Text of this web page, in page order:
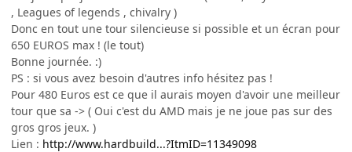
, Leagues of legends , chivalry )
Donc en tout une tour silencieuse si possible et un écran pour
650 EUROS max ! (le tout)
Bonne journée. :)
PS : si vous avez besoin d'autres info hésitez pas !
Pour 480 Euros est ce que il aurais moyen d'avoir une meilleur
tour que sa -> ( Oui c'est du AMD mais je ne joue pas sur des
gros gros jeux. )
Lien : http://www.hardbuild...?ItmID=11349098